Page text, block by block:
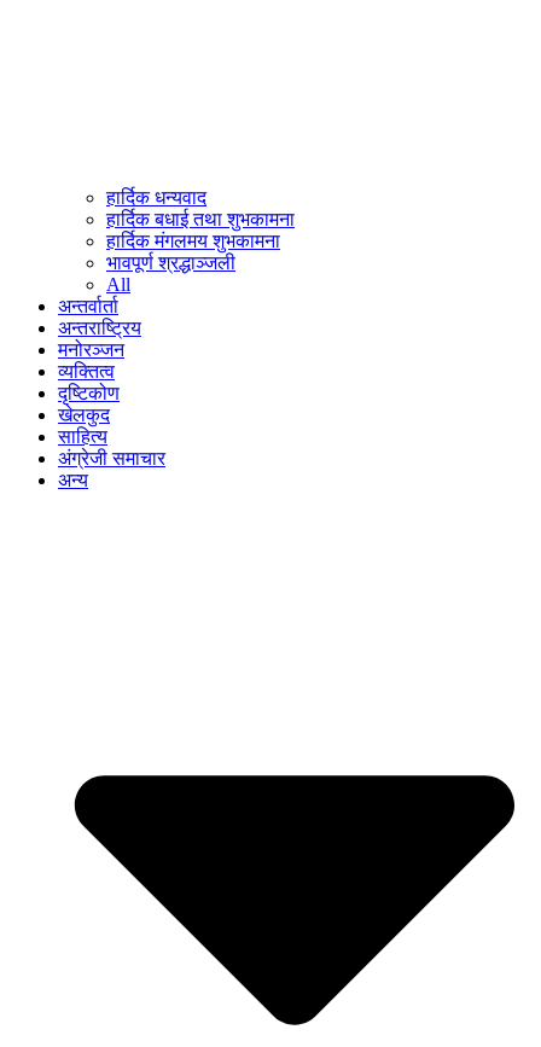
हार्दिक धन्यवाद
हार्दिक बधाई तथा शुभकामना
हार्दिक मंगलमय शुभकामना
भावपूर्ण श्रद्धाञ्जली
All
अन्तर्वार्ता
अन्तराष्ट्रिय
मनोरञ्जन
व्यक्तित्व
दृष्टिकोण
खेलकुद
साहित्य
अंग्रेजी समाचार
अन्य